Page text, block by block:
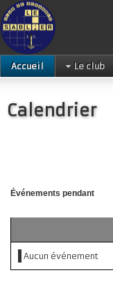
Accueil Le club
Calendrier
Événements pendant
Aucun événement